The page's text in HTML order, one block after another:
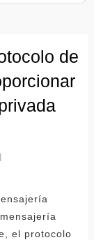
de
el protocolo